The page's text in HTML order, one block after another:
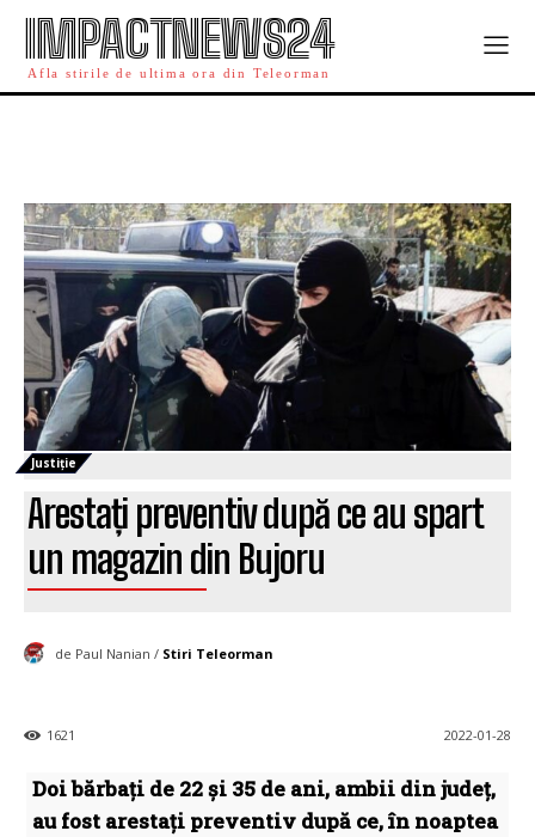
IMPACTNEWS24
Afla stirile de ultima ora din Teleorman
Justiție
Arestați preventiv după ce au spart
un magazin din Bujoru
de Paul Nanian / Stiri Teleorman
2022-01-28
1621
Doi bărbați de 22 și 35 de ani, ambii din județ,
au fost arestați preventiv după ce, în noaptea